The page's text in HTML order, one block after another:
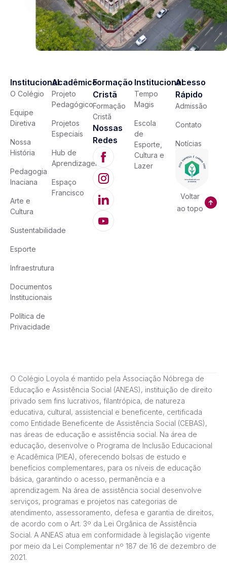
Institucional
O Colégio
Equipe
Diretiva
Nossa
História
Pedagogia
Inaciana
Arte e
Cultura
Sustentabilidade
Esporte
Infraestrutura
Documentos
Institucionais
Política de
Privacidade
Acadêmico
Projeto
Pedagógico
Projetos
Especiais
Hub de
Aprendizagem
Espaço
Francisco
Formação
Cristã
Formação
Cristã
Nossas
Redes
Institucional
Tempo
Magis
Escola
de
Esporte,
Cultura e
Lazer
Acesso
Rápido
Admissão
Contato
Notícias
Voltar
ao topo
O Colégio Loyola é mantido pela Associação Nóbrega de
Educação e Assistência Social (ANEAS), instituição de direito
privado sem fins lucrativos, filantrópica, de natureza
educativa, cultural, assistencial e beneficente, certificada
como Entidade Beneficente de Assistência Social (CEBAS),
nas áreas de educação e assistência social. Na área de
educação, desenvolve o Programa de Inclusão Educacional
e Acadêmica (PIEA), oferecendo bolsas de estudo e
benefícios complementares, para os níveis de educação
básica, garantindo o acesso, permanência e a
aprendizagem. Na área de assistência social desenvolve
serviços, programas e projetos nas categorias de
atendimento, assessoramento, defesa e garantia de direitos,
de acordo com o Art. 3º da Lei Orgânica de Assistência
Social. A ANEAS atua em conformidade à legislação vigente
por meio da Lei Complementar nº 187 de 16 de dezembro de
2021.